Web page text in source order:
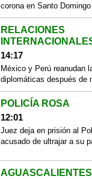
corona en Santo
RELACIONES
14:17
México y Perú reanudan
diplomáticas después de
POLICÍA ROSA
12:01
Juez deja en prisión al
acusado de ultrajar a su